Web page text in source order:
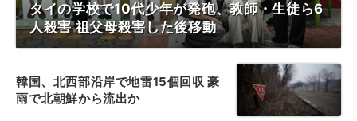
タイの学校で10代少年が発砲、教師・生徒ら6
人殺害 祖父母殺害した後移動
韓国、北西部沿岸で地雷15個回収 豪
雨で北朝鮮から流出か